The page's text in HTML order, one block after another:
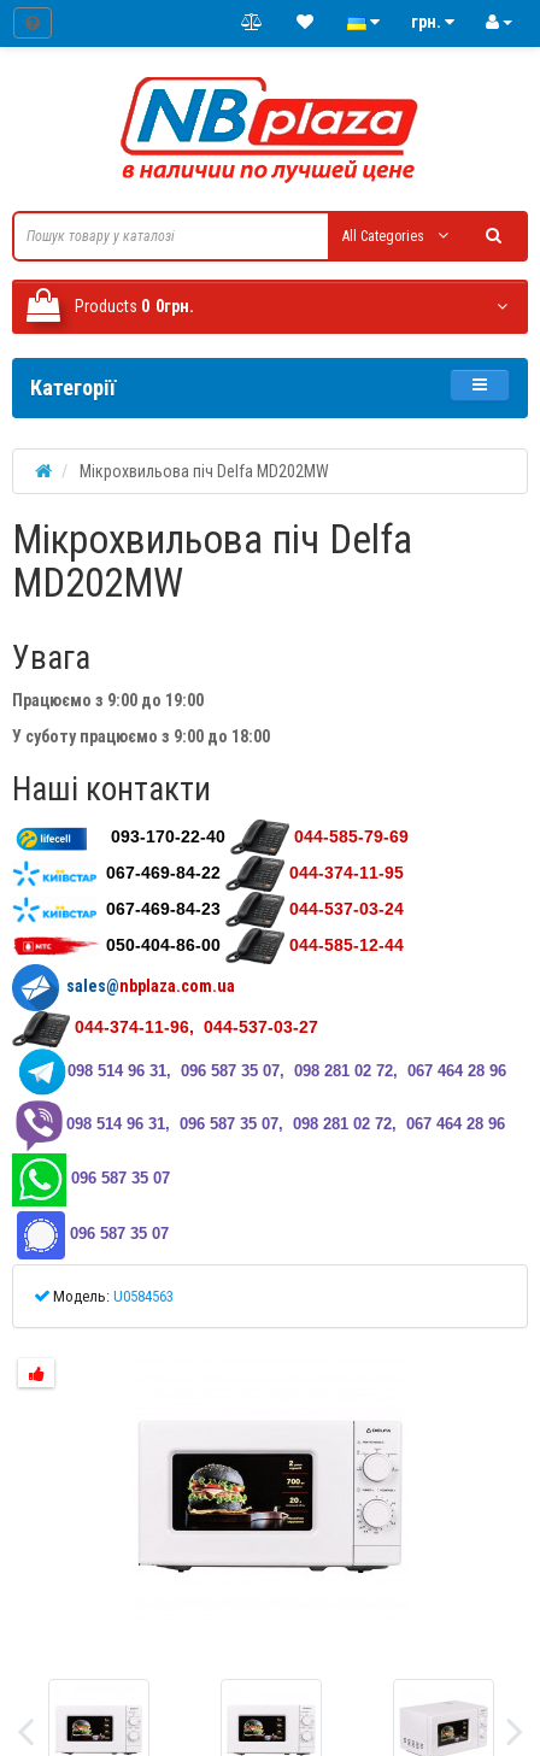
грн.
All Categories
Products 0 0грн.
Категорії
Мікрохвильова піч Delfa MD202MW
Мікрохвильова піч Delfa
MD202MW
Увага
Працюємо з 9:00 до 19:00
У суботу працюємо з 9:00 до 18:00
Наші контакти
093-170-22-40
044-585-79-69
067-469-84-22
044-374-11-95
067-469-84-23
044-537-03-24
050-404-86-00
044-585-12-44
sales@nbplaza.com.ua
044-374-11-96, 044-537-03-27
098 514 96 31, 096 587 35 07, 098 281 02 72, 067 464 28 96
098 514 96 31, 096 587 35 07, 098 281 02 72, 067 464 28 96
096 587 35 07
096 587 35 07
Модель: U0584563